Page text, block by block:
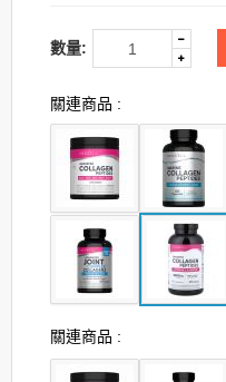
數量:
關連商品 :
關連商品 :